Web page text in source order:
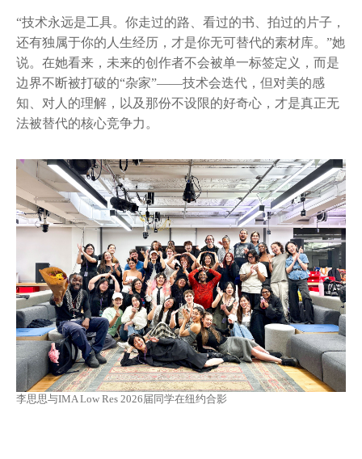
“技术永远是工具。你走过的路、看过的书、拍过的片子，
还有独属于你的人生经历，才是你无可替代的素材库。”她
说。在她看来，未来的创作者不会被单一标签定义，而是
边界不断被打破的“杂家”——技术会迭代，但对美的感
知、对人的理解，以及那份不设限的好奇心，才是真正无
法被替代的核心竞争力。
李思思与IMA Low Res 2026届同学在纽约合影